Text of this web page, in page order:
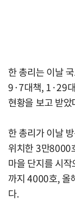
한 총리는 이날
9·7대책, 1·29
현황을 보고 받았
한 총리가 이날
위치한 3만8000
마을 단지를 시
까지 4000호, 올
다.